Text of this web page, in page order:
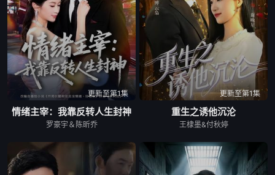
更新至第1集
情绪主宰：我靠反转人生封神
罗豪宇＆陈昕乔
更新至第1集
重生之诱他沉沦
王棣墨&付秋婷